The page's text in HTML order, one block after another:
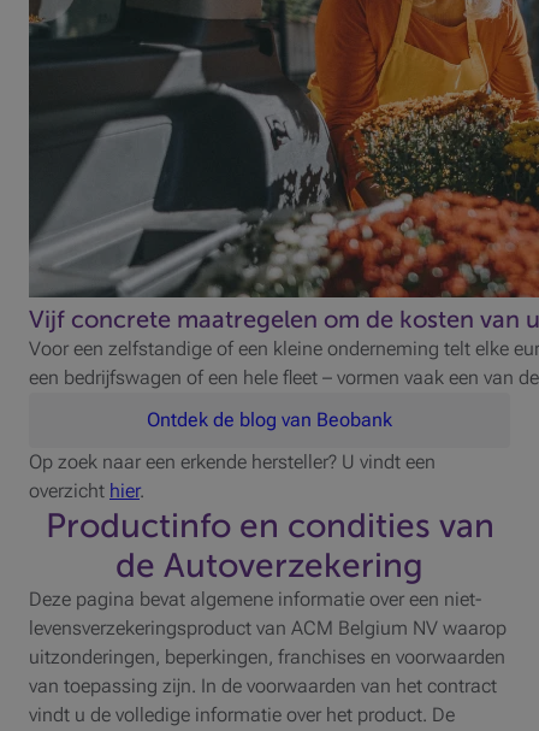
Vijf concrete maatregelen om de kosten van
Voor een zelfstandige of een kleine onderneming telt elke
een bedrijfswagen of een hele fleet – vormen vaak een van
Ontdek de blog van Beobank
Op zoek naar een erkende hersteller? U vindt een
overzicht hier.
Productinfo en condities van
de Autoverzekering
Deze pagina bevat algemene informatie over een niet-
levensverzekeringsproduct van ACM Belgium NV waarop
uitzonderingen, beperkingen, franchises en voorwaarden
van toepassing zijn. In de voorwaarden van het contract
vindt u de volledige informatie over het product. De